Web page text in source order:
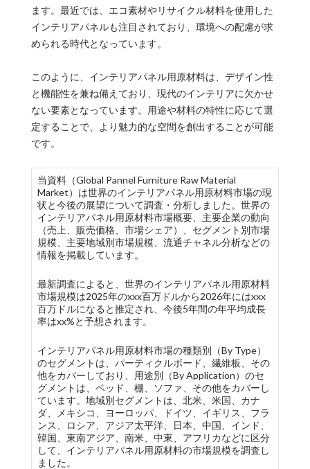
ます。最近では、エコ素材やリサイクル材料を使用した
インテリアパネルも注目されており、環境への配慮が求
められる時代となっています。
このように、インテリアパネル用原材料は、デザイン性
と機能性を兼ね備えており、現代のインテリアに欠かせ
ない要素となっています。用途や材料の特性に応じて選
定することで、より魅力的な空間を創出することが可能
です。
当資料（Global Pannel Furniture Raw Material
Market）は世界のインテリアパネル用原材料市場の現
状と今後の展望について調査・分析しました。世界の
インテリアパネル用原材料市場概要、主要企業の動向
（売上、販売価格、市場シェア）、セグメント別市場
規模、主要地域別市場規模、流通チャネル分析などの
情報を掲載しています。
最新調査によると、世界のインテリアパネル用原材料
市場規模は2025年のxxx百万ドルから2026年にはxxx
百万ドルになると推定され、今後5年間の年平均成長
率はxx%と予想されます。
インテリアパネル用原材料市場の種類別（By Type）
のセグメントは、パーティクルボード、繊維板、その
他をカバーしており、用途別（By Application）のセ
グメントは、ベッド、棚、ソファ、その他をカバーし
ています。地域別セグメントは、北米、米国、カナ
ダ、メキシコ、ヨーロッパ、ドイツ、イギリス、フラ
ンス、ロシア、アジア太平洋、日本、中国、インド、
韓国、東南アジア、南米、中東、アフリカなどに区分
して、インテリアパネル用原材料の市場規模を調査し
ました。